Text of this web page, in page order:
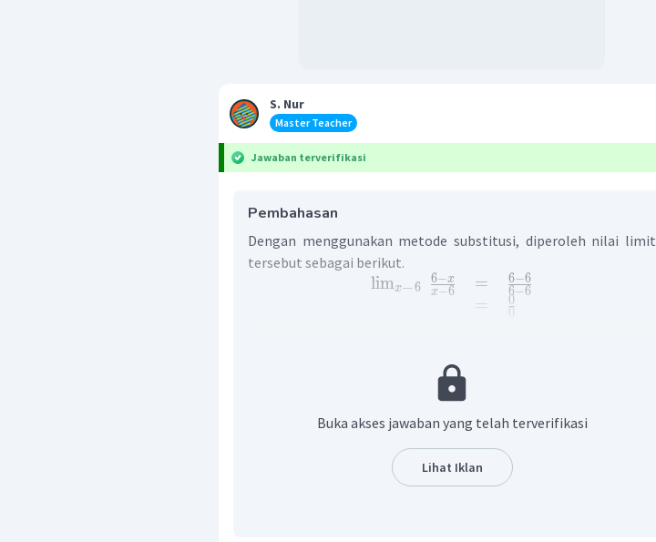
S. Nur
Master Teacher
Jawaban terverifikasi
Pembahasan
Dengan menggunakan metode substitusi, diperoleh nilai limit
tersebut sebagai berikut.
limx→6 x−6
6−x
=
=
6−6
6−6
0
0
Dengan menggunakan metode pemfaktoran terlebih dahulu,
diperoleh nilai limit tersebut sebagai berikut.
Buka akses jawaban yang telah terverifikasi
Lihat Iklan